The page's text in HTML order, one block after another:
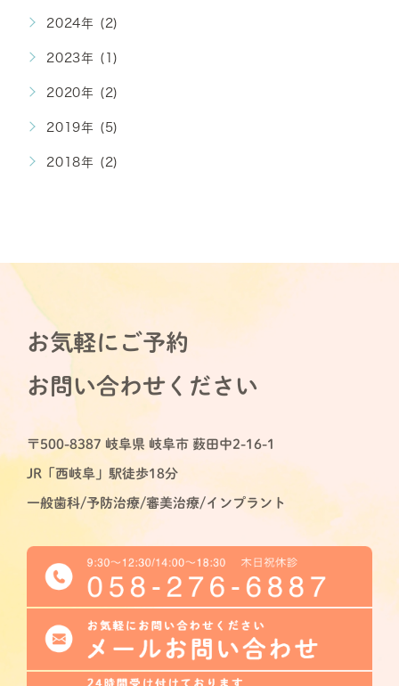
2024年 (2)
2023年 (1)
2020年 (2)
2019年 (5)
2018年 (2)
お気軽にご予約
お問い合わせください
〒500-8387 岐阜県 岐阜市 薮田中2-16-1
JR「西岐阜」駅徒歩18分
一般歯科/予防治療/審美治療/インプラント